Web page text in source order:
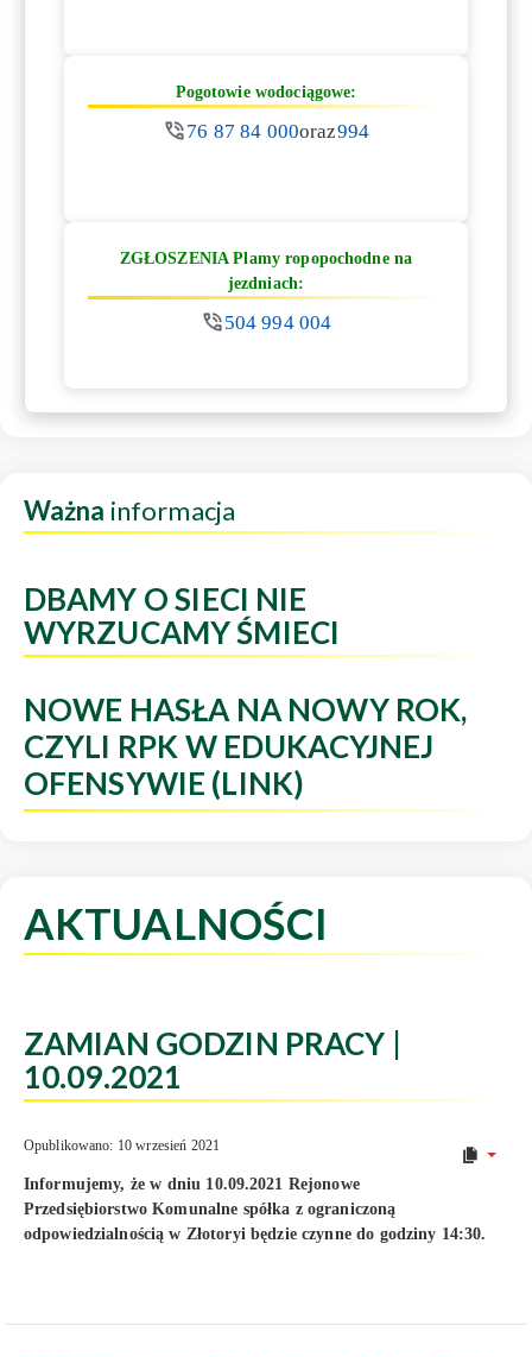
Pogotowie wodociągowe:
76 87 84 000oraz994
ZGŁOSZENIA Plamy ropopochodne na
jezdniach:
504 994 004
Ważna informacja
DBAMY O SIECI NIE
WYRZUCAMY ŚMIECI
NOWE HASŁA NA NOWY ROK,
CZYLI RPK W EDUKACYJNEJ
OFENSYWIE (LINK)
AKTUALNOŚCI
ZAMIAN GODZIN PRACY |
10.09.2021
Opublikowano: 10 wrzesień 2021
Informujemy, że w dniu 10.09.2021 Rejonowe
Przedsiębiorstwo Komunalne spółka z ograniczoną
odpowiedzialnością w Złotoryi będzie czynne do godziny 14:30.